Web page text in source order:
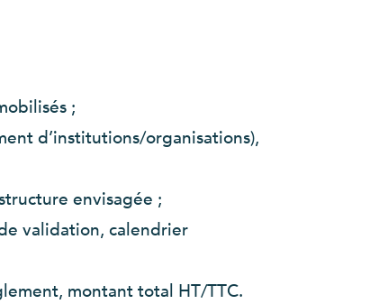
;
d’institutions/organisations),
envisagée ;
validation, calendrier
montant total HT/TTC.